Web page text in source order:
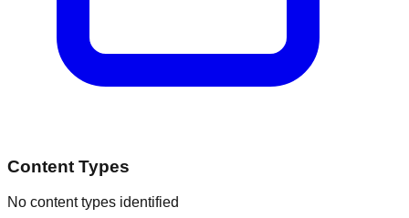
Content Types
No content types identified